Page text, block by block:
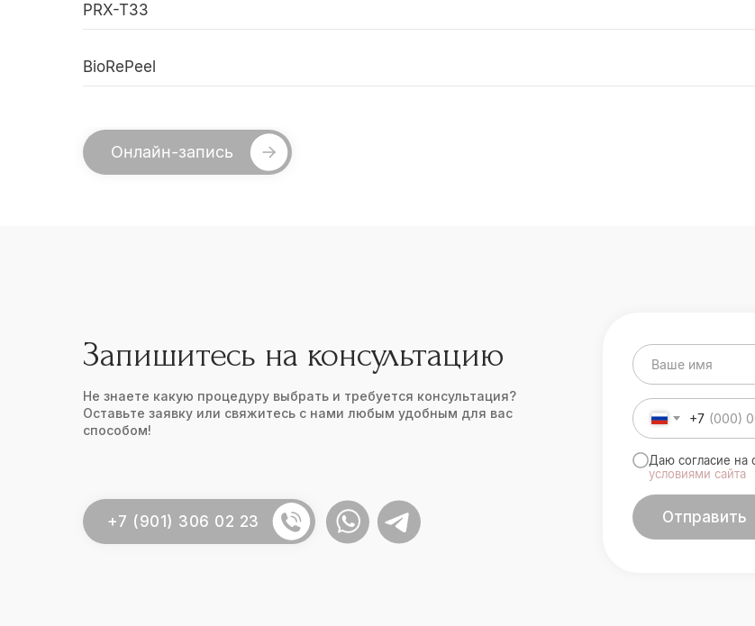
PRX-T33
BioRePeel
Онлайн-запись
Не знаете какую процедуру выбрать и требуется консультация?
Оставьте заявку или свяжитесь с нами любым удобным для вас
способом!
Запишитесь на консультацию
+7
Даю согласие на
условиями сайта
Отправить
+7 (901) 306 02 23